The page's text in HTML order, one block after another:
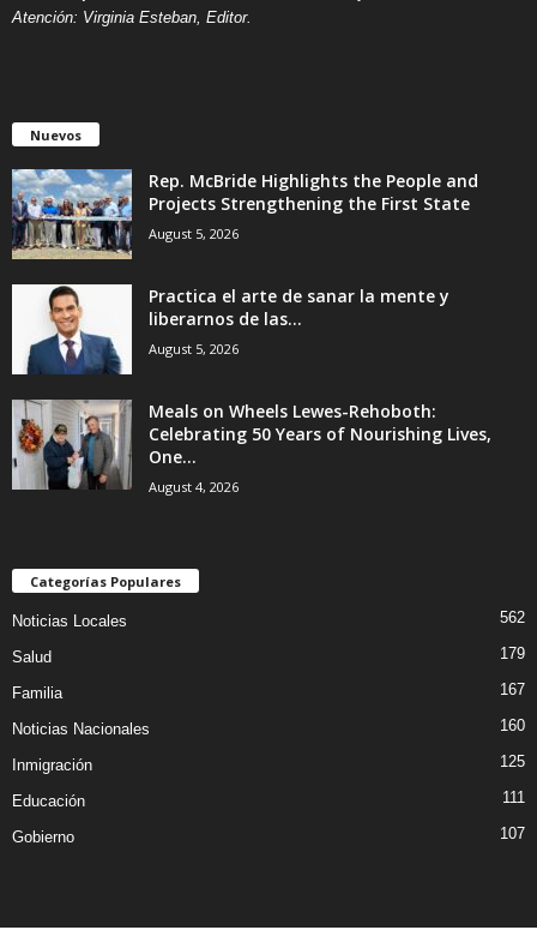
Atención: Virginia Esteban, Editor.
Nuevos
Rep. McBride Highlights the People and
Projects Strengthening the First State
August 5, 2026
Practica el arte de sanar la mente y
liberarnos de las...
August 5, 2026
Meals on Wheels Lewes-Rehoboth:
Celebrating 50 Years of Nourishing Lives,
One...
August 4, 2026
Categorías Populares
Noticias Locales 562
Salud 179
Familia 167
Noticias Nacionales 160
Inmigración 125
Educación 111
Gobierno 107